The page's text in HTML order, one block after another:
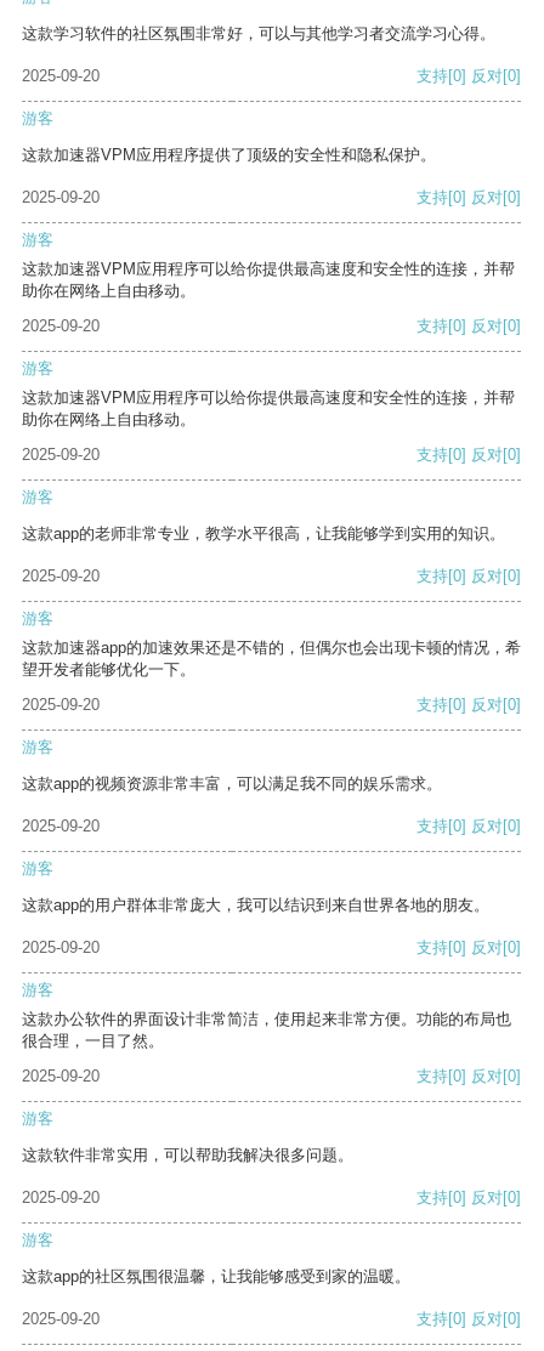
这款学习软件的社区氛围非常好，可以与其他学习者交流学习心得。
2025-09-20 支持[0] 反对[0]
游客
这款加速器VPM应用程序提供了顶级的安全性和隐私保护。
2025-09-20 支持[0] 反对[0]
游客
这款加速器VPM应用程序可以给你提供最高速度和安全性的连接，并帮
助你在网络上自由移动。
2025-09-20
支持[0] 反对[0]
游客
这款加速器VPM应用程序可以给你提供最高速度和安全性的连接，并帮
助你在网络上自由移动。
2025-09-20
支持[0] 反对[0]
游客
这款app的老师非常专业，教学水平很高，让我能够学到实用的知识。
2025-09-20 支持[0] 反对[0]
游客
这款加速器app的加速效果还是不错的，但偶尔也会出现卡顿的情况，希
望开发者能够优化一下。
2025-09-20
支持[0] 反对[0]
游客
这款app的视频资源非常丰富，可以满足我不同的娱乐需求。
2025-09-20 支持[0] 反对[0]
游客
这款app的用户群体非常庞大，我可以结识到来自世界各地的朋友。
2025-09-20 支持[0] 反对[0]
游客
这款办公软件的界面设计非常简洁，使用起来非常方便。功能的布局也
很合理，一目了然。
2025-09-20
支持[0] 反对[0]
游客
这款软件非常实用，可以帮助我解决很多问题。
2025-09-20 支持[0] 反对[0]
游客
这款app的社区氛围很温馨，让我能够感受到家的温暖。
2025-09-20 支持[0] 反对[0]